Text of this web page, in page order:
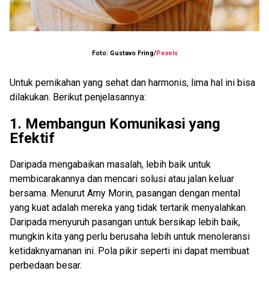
Foto: Gustavo Fring/Pexels
Untuk pernikahan yang sehat dan harmonis, lima hal ini bisa
dilakukan. Berikut penjelasannya:
1. Membangun Komunikasi yang
Efektif
Daripada mengabaikan masalah, lebih baik untuk
membicarakannya dan mencari solusi atau jalan keluar
bersama. Menurut Amy Morin, pasangan dengan mental
yang kuat adalah mereka yang tidak tertarik menyalahkan.
Daripada menyuruh pasangan untuk bersikap lebih baik,
mungkin kita yang perlu berusaha lebih untuk menoleransi
ketidaknyamanan ini. Pola pikir seperti ini dapat membuat
perbedaan besar.